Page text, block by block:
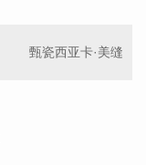
甄瓷西亚卡·美缝